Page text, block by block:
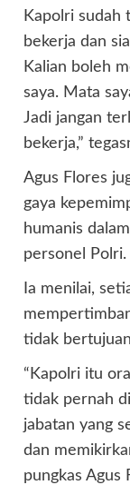
Kapolri sudah
bekerja dan
Kalian boleh
saya. Mata
Jadi jangan
bekerja,”
Agus Flores
gaya
humanis
personel Polri.
Ia menilai,
tidak
“Kapolri itu
tidak pernah
jabatan yang
dan
pungkas Agus